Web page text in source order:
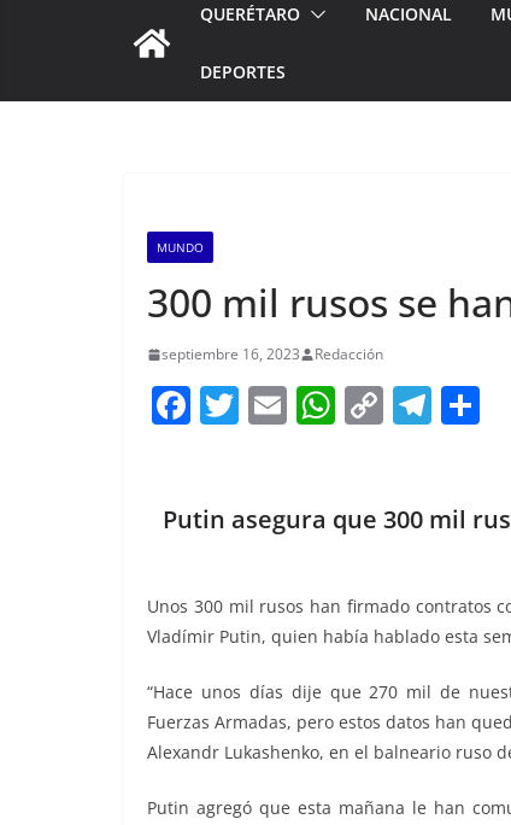
QUERÉTARO NACIONAL
DEPORTES
MUNDO
300 mil rusos se
septiembre 16, 2023 Redacción
F
e
o
o
k
T
er
E
l
W
s
p
p
C
y
n
k
T
gr
m
e
Putin asegura que 300 mil
Unos 300 mil rusos han firmado contratos
Vladímir Putin, quien había hablado esta
“Hace unos días dije que 270 mil de
Fuerzas Armadas, pero estos datos han
Alexandr Lukashenko, en el balneario ruso
Putin agregó que esta mañana le han